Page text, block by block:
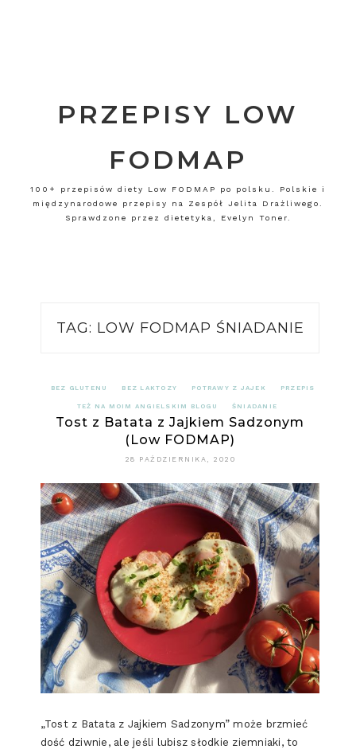
PRZEPISY LOW
FODMAP
100+ przepisów diety Low FODMAP po polsku. Polskie i
międzynarodowe przepisy na Zespół Jelita Drażliwego.
Sprawdzone przez dietetyka, Evelyn Toner.
TAG: LOW FODMAP ŚNIADANIE
BEZ GLUTENU BEZ LAKTOZY POTRAWY Z JAJEK PRZEPIS
TEŻ NA MOIM ANGIELSKIM BLOGU ŚNIADANIE
Tost z Batata z Jajkiem Sadzonym
(Low FODMAP)
28 PAŹDZIERNIKA, 2020
„Tost z Batata z Jajkiem Sadzonym” może brzmieć
dość dziwnie, ale jeśli lubisz słodkie ziemniaki, to